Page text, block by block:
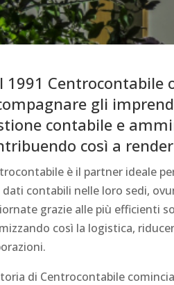
1991
gli
contabile e
così a
è il partner ideale
contabili nelle loro sedi,
grazie alle più efficienti
così la logistica,
di Centrocontabile